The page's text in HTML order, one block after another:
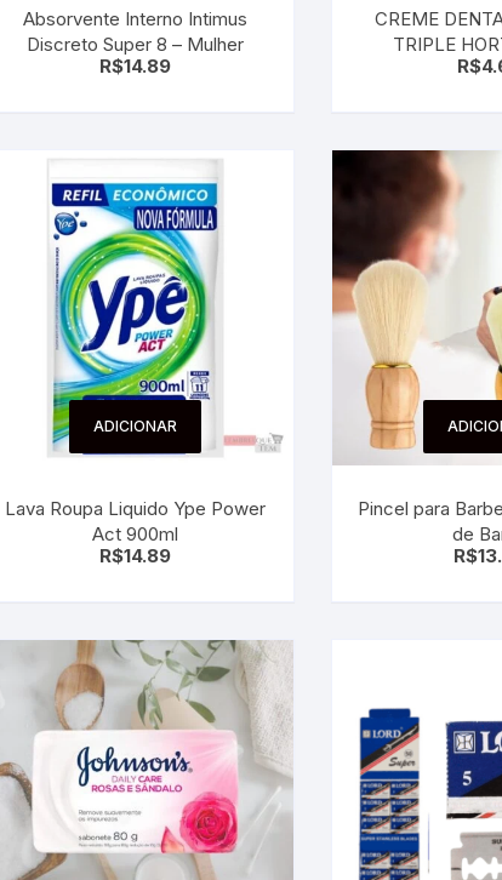
Absorvente Interno Intimus
Discreto Super 8 – Mulher
R$14.89
CREME
TRIPLE
R$
ADICIONAR
Lava Roupa Liquido Ype Power
Act 900ml
R$14.89
Pincel para
de
R$